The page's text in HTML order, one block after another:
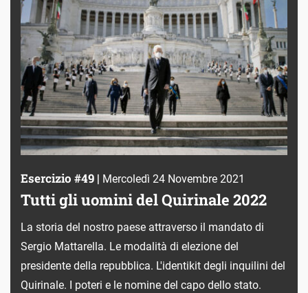
Esercizio #49 | Mercoledì 24 Novembre 2021
Tutti gli uomini del Quirinale 2022
La storia del nostro paese attraverso il mandato di
Sergio Mattarella. Le modalità di elezione del
presidente della repubblica. L'identikit degli inquilini del
Quirinale. I poteri e le nomine del capo dello stato.